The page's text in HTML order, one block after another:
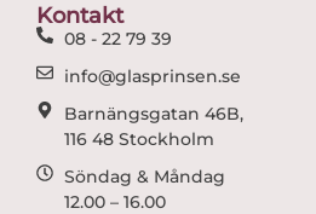
Kontakt
08 - 22 79 39
info@glasprinsen.se
Barnängsgatan 46B,
116 48 Stockholm
Söndag & Måndag
12.00 – 16.00